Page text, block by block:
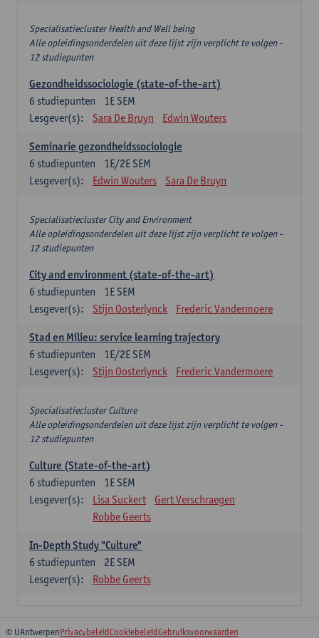
Specialisatiecluster Health and Well being
Alle opleidingsonderdelen uit deze lijst zijn verplicht te volgen -
12 studiepunten
Gezondheidssociologie (state-of-the-art)
1E SEM
6 studiepunten
Lesgever(s):
Sara De Bruyn Edwin Wouters
Seminarie gezondheidssociologie
1E/2E SEM
6 studiepunten
Lesgever(s):
Edwin Wouters Sara De Bruyn
Specialisatiecluster City and Environment
Alle opleidingsonderdelen uit deze lijst zijn verplicht te volgen -
12 studiepunten
City and environment (state-of-the-art)
1E SEM
6 studiepunten
Lesgever(s):
Stijn Oosterlynck Frederic Vandermoere
Stad en Milieu: service learning trajectory
1E/2E SEM
6 studiepunten
Lesgever(s):
Stijn Oosterlynck Frederic Vandermoere
Specialisatiecluster Culture
Alle opleidingsonderdelen uit deze lijst zijn verplicht te volgen -
12 studiepunten
Culture (State-of-the-art)
1E SEM
6 studiepunten
Lesgever(s):
Lisa Suckert
Gert Verschraegen
Robbe Geerts
In-Depth Study "Culture"
2E SEM
6 studiepunten
Lesgever(s):
Robbe Geerts
© UAntwerpenPrivacybeleidCookiebeleidGebruiksvoorwaarden